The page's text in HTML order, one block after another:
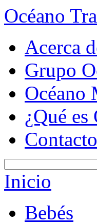
Océano
Acerca
Grupo
Océano
¿Qué es
Contacto
Inicio
Bebés